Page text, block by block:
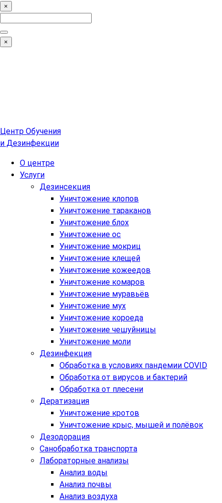
×
for:
Поиск
×
Центр Обучения
и Дезинфекции
О центре
Услуги
Дезинсекция
Уничтожение клопов
Уничтожение тараканов
Уничтожение блох
Уничтожение ос
Уничтожение мокриц
Уничтожение клещей
Уничтожение кожеедов
Уничтожение комаров
Уничтожение муравьёв
Уничтожение мух
Уничтожение короеда
Уничтожение чешуйницы
Уничтожение моли
Дезинфекция
Обработка в условиях пандемии COVID
Обработка от вирусов и бактерий
Обработка от плесени
Дератизация
Уничтожение кротов
Уничтожение крыс, мышей и полёвок
Дезодорация
Санобработка транспорта
Лабораторные анализы
Анализ воды
Анализ почвы
Анализ воздуха